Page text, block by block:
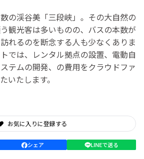
の渓谷美「三段峡」。その大自然の
観光客は多いものの、バスの本数が
れるのを断念する人も少なくありま
では、レンタル拠点の設置、電動自
テムの開発、の費用をクラウドファ
いたします。
お気に入りに登録する
シェア LINEで送る